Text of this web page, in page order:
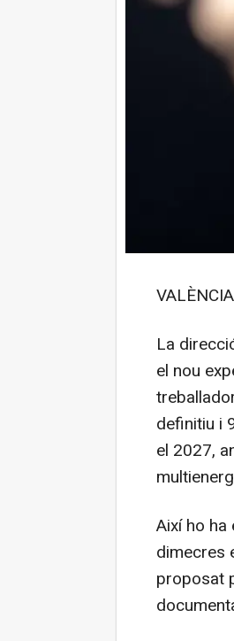
La
el nou
definitiu i
el 2027,
Així ho
dimecres
proposat